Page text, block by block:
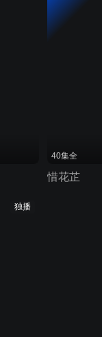
40集全
惜花芷
独播